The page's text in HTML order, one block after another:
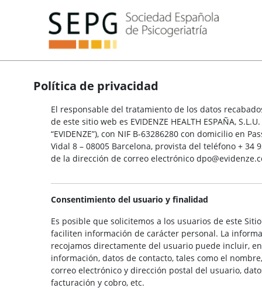
Política de privacidad
El responsable del tratamiento de los datos
de este sitio web es EVIDENZE HEALTH ESPAÑA,
“EVIDENZE”), con NIF B-63286280 con domicilio en
Vidal 8 – 08005 Barcelona, provista del teléfono + 34
de la dirección de correo electrónico
Consentimiento del usuario y finalidad
Es posible que solicitemos a los usuarios de este
faciliten información de carácter personal. La
recojamos directamente del usuario puede incluir,
información, datos de contacto, tales como el
correo electrónico y dirección postal del usuario,
facturación y cobro, etc.